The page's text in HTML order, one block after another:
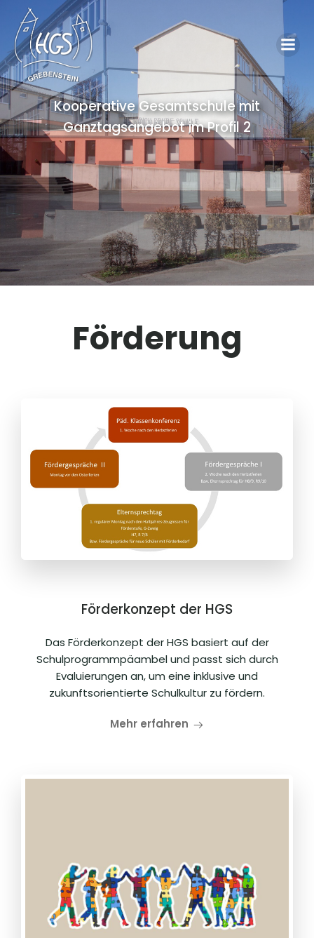
Kooperative Gesamtschule mit
Ganztagsangebot im Profil 2
Förderung
Förderkonzept der HGS
Das Förderkonzept der HGS basiert auf der
Schulprogrammpäambel und passt sich durch
Evaluierungen an, um eine inklusive und
zukunftsorientierte Schulkultur zu fördern.
Mehr erfahren